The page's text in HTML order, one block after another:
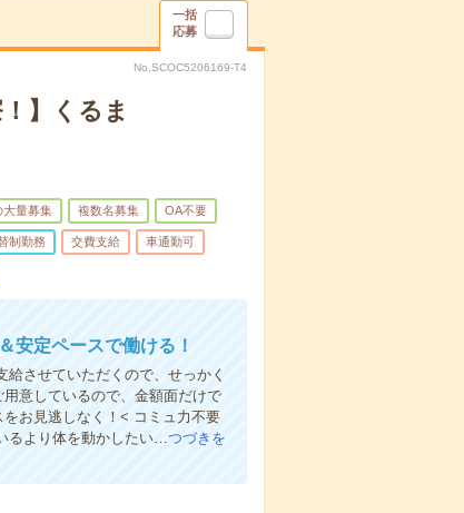
一括
応募
No.SCOC5206169-T4
】くるま
大量募集 複数名募集 OA不要
制勤務 交費支給 車通勤可
定ペースで働ける！
させていただくので、せっかく
意しているので、金額面だけで
お見逃しなく！< コミュ力不要
るより体を動かしたい…つづきを